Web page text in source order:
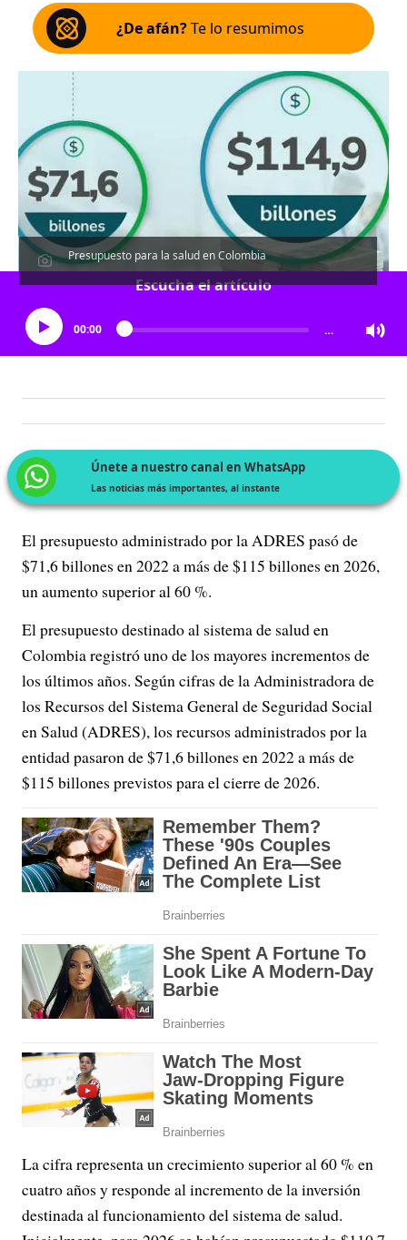
¿De afán?Te lo resumimos
Presupuesto para la salud en Colombia
Escucha el artículo
00:00 …
Únete a nuestro canal en WhatsApp
Las noticias más importantes, al instante
El presupuesto administrado por la ADRES pasó de
$71,6 billones en 2022 a más de $115 billones en 2026,
un aumento superior al 60 %.
El presupuesto destinado al sistema de salud en
Colombia registró uno de los mayores incrementos de
los últimos años. Según cifras de la Administradora de
los Recursos del Sistema General de Seguridad Social
en Salud (ADRES), los recursos administrados por la
entidad pasaron de $71,6 billones en 2022 a más de
$115 billones previstos para el cierre de 2026.
La cifra representa un crecimiento superior al 60 % en
cuatro años y responde al incremento de la inversión
destinada al funcionamiento del sistema de salud.